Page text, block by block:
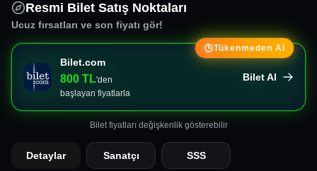
Resmi Bilet Satış Noktaları
Ucuz fırsatları ve son fiyatı gör!
Tükenmeden Al
Bilet.com
800 TL'den
başlayan fiyatlarla
Bilet Al
Bilet fiyatları değişkenlik gösterebilir
Detaylar Sanatçı SSS